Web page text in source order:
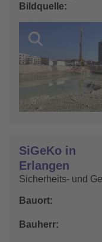
Bildquelle
SiGeKo in
Erlangen
Sicherheits- und
Bauort
Bauherr